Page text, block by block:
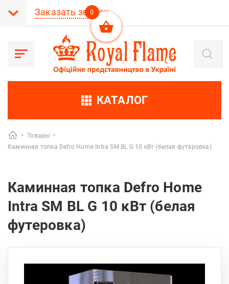
Заказать звонок
Поиск
товаров
КАТАЛОГ
• Товары •
Каминная топка Defro Home Intra SM BL G 10 кВт (белая футеровка)
Каминная топка Defro Home
Intra SM BL G 10 кВт (белая
футеровка)
0